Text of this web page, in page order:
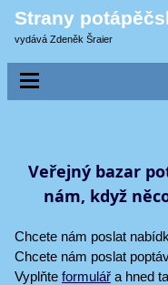
Strany
vydává Zdeněk Šraier
Veřejný bazar
nám, když
Chcete nám poslat
Chcete nám poslat
Vyplňte formulář a hned